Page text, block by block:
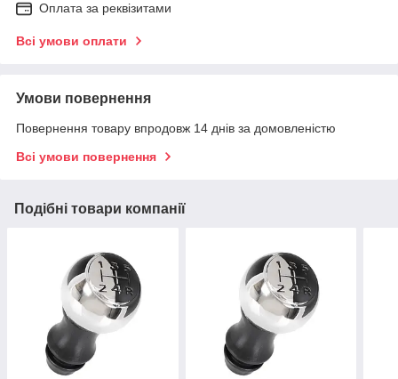
Оплата за реквізитами
Всі умови оплати
Умови повернення
Повернення товару впродовж 14 днів за домовленістю
Всі умови повернення
Подібні товари компанії